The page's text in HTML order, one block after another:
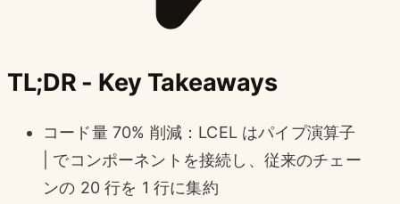
TL;DR - Key Takeaways
コード量 70% 削減：LCEL はパイプ演算子
| でコンポーネントを接続し、従来のチェー
ンの 20 行を 1 行に集約